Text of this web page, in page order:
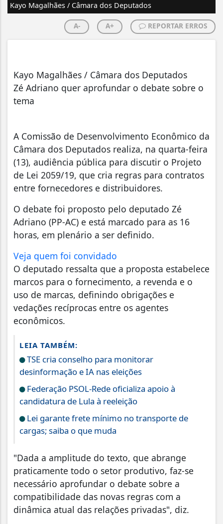
Kayo Magalhães / Câmara dos Deputados
A- A+ REPORTAR ERROS
Kayo Magalhães / Câmara dos Deputados
Zé Adriano quer aprofundar o debate sobre o
tema
A Comissão de Desenvolvimento Econômico da
Câmara dos Deputados realiza, na quarta-feira
(13), audiência pública para discutir o Projeto
de Lei 2059/19, que cria regras para contratos
entre fornecedores e distribuidores.
O debate foi proposto pelo deputado Zé
Adriano (PP-AC) e está marcado para as 16
horas, em plenário a ser definido.
Veja quem foi convidado
O deputado ressalta que a proposta estabelece
marcos para o fornecimento, a revenda e o
uso de marcas, definindo obrigações e
vedações recíprocas entre os agentes
econômicos.
LEIA TAMBÉM:
TSE cria conselho para monitorar
desinformação e IA nas eleições
Federação PSOL-Rede oficializa apoio à
candidatura de Lula à reeleição
Lei garante frete mínimo no transporte de
cargas; saiba o que muda
"Dada a amplitude do texto, que abrange
praticamente todo o setor produtivo, faz-se
necessário aprofundar o debate sobre a
compatibilidade das novas regras com a
dinâmica atual das relações privadas", diz.